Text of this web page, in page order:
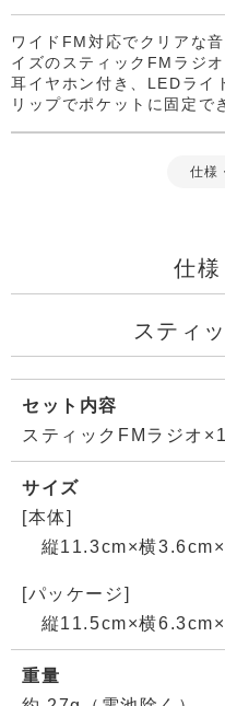
ワイドFM対応でクリアな
イズのスティックFMラジ
耳イヤホン付き、LEDライ
リップでポケットに固定で
仕様
仕
スティ
セット内容
スティックFMラジオ×1
サイズ
[本体]
縦11.3cm×横3.6cm×
[パッケージ]
縦11.5cm×横6.3cm×
重量